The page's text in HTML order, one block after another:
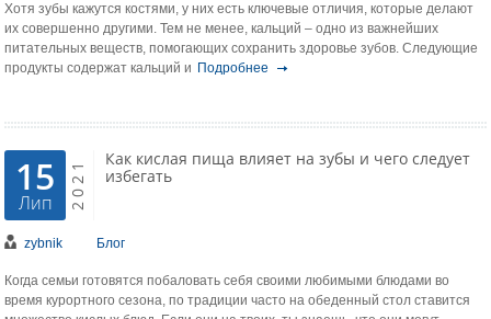
Хотя зубы кажутся костями, у них есть ключевые отличия, которые делают
их совершенно другими. Тем не менее, кальций – одно из важнейших
питательных веществ, помогающих сохранить здоровье зубов. Следующие
продукты содержат кальций и Подробнее
15
Лип 2021
Как кислая пища влияет на зубы и чего следует
избегать
zybnik Блог
Когда семьи готовятся побаловать себя своими любимыми блюдами во
время курортного сезона, по традиции часто на обеденный стол ставится